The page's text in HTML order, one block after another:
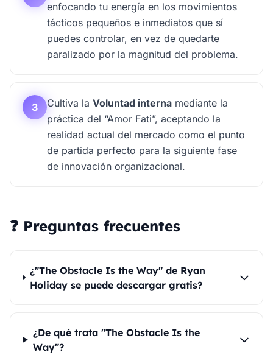
enfocando tu energía en los movimientos
tácticos pequeños e inmediatos que sí
puedes controlar, en vez de quedarte
paralizado por la magnitud del problema.
3 Cultiva la Voluntad interna mediante la
práctica del “Amor Fati”, aceptando la
realidad actual del mercado como el punto
de partida perfecto para la siguiente fase
de innovación organizacional.
❓ Preguntas frecuentes
¿"The Obstacle Is the Way" de Ryan
Holiday se puede descargar gratis?
¿De qué trata "The Obstacle Is the
Way"?